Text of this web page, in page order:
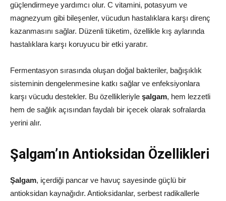
güçlendirmeye yardımcı olur. C vitamini, potasyum ve
magnezyum gibi bileşenler, vücudun hastalıklara karşı direnç
kazanmasını sağlar. Düzenli tüketim, özellikle kış aylarında
hastalıklara karşı koruyucu bir etki yaratır.
Fermentasyon sırasında oluşan doğal bakteriler, bağışıklık
sisteminin dengelenmesine katkı sağlar ve enfeksiyonlara
karşı vücudu destekler. Bu özellikleriyle şalgam, hem lezzetli
hem de sağlık açısından faydalı bir içecek olarak sofralarda
yerini alır.
Şalgam’ın Antioksidan Özellikleri
Şalgam, içerdiği pancar ve havuç sayesinde güçlü bir
antioksidan kaynağıdır. Antioksidanlar, serbest radikallerle